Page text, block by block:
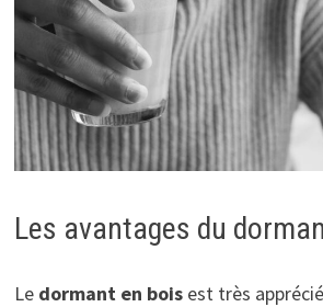
Les avantages du
Le dormant en boisest très